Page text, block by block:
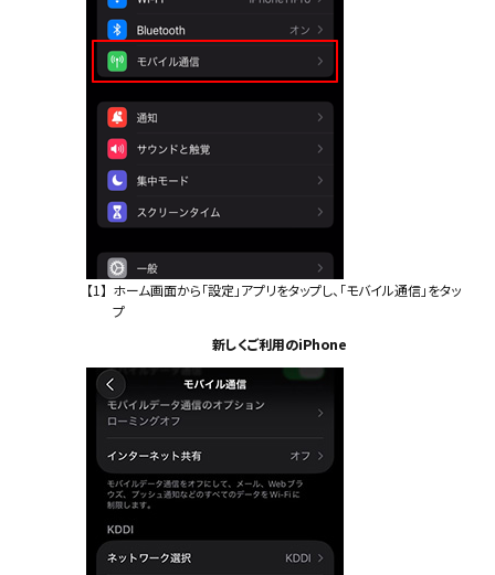
【1】 ホーム画面から「設定」アプリをタップし、「モバイル通信」をタッ
プ
新しくご利用のiPhone